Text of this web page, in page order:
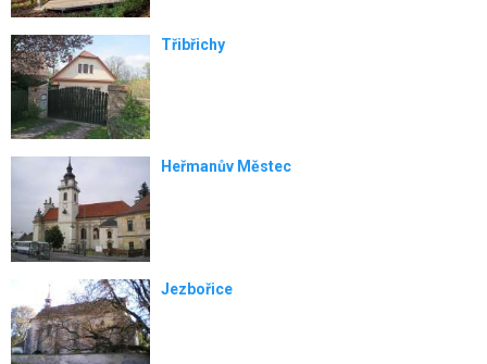
Třibřichy
Heřmanův Městec
Jezbořice